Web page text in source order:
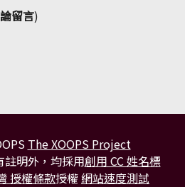
留言)
The XOOPS Project
明外，均採用創用 CC 姓名標
授權條款授權網站速度測試